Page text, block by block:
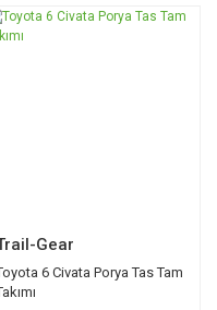
Gear
6 Civata Porya Tas Tam